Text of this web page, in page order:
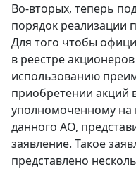
Во-вторых, теперь
порядок реализации
Для того чтобы
в реестре
использованию
приобретении акций
уполномоченному на
данного АО,
заявление. Такое
представлено